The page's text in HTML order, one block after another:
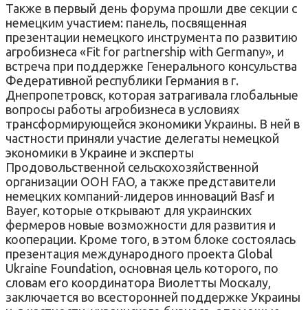
Также в первый день форума прошли две секции с
немецким участием: панель, посвященная
презентации немецкого инструмента по развитию
агробизнеса «Fit for partnership with Germany», и
встреча при поддержке Генерального консульства
Федеративной республики Германия в г.
Днепропетровск, которая затрагивала глобальные
вопросы работы агробизнеса в условиях
трансформирующейся экономики Украины. В ней в
частности приняли участие делегаты немецкой
экономики в Украине и эксперты
Продовольственной сельскохозяйственной
организации ООН FAO, а также представители
немецких компаний-лидеров инноваций Basf и
Bayer, которые открывают для украинских
фермеров новые возможности для развития и
кооперации. Кроме того, в этом блоке состоялась
презентация международного проекта Global
Ukraine Foundation, основная цель которого, по
словам его координатора Виолетты Москалу,
заключается во всесторонней поддержке Украины